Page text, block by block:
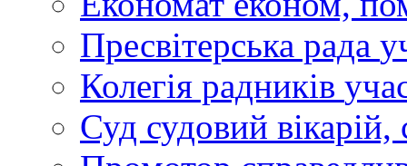
Пресвітерська рада
Колегія радників
Суд судовий вікарій,